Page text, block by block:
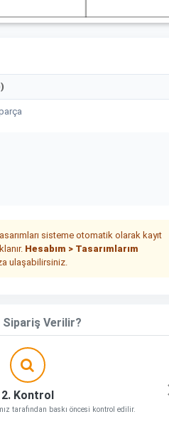
sisteme otomatik olarak kayıt
Hesabım > Tasarımlarım
ulaşabilirsiniz.
Sipariş Verilir?
2. Kontrol
tarafından baskı öncesi kontrol edilir.